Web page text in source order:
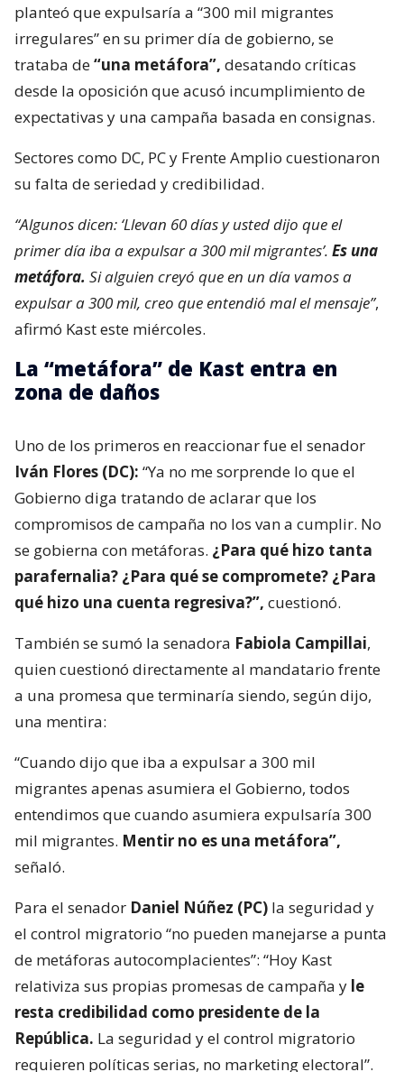
planteó que expulsaría a “300 mil migrantes
irregulares” en su primer día de gobierno, se
trataba de“una metáfora”, desatando críticas
desde la oposición que acusó incumplimiento de
expectativas y una campaña basada en consignas.
Sectores como DC, PC y Frente Amplio cuestionaron
su falta de seriedad y credibilidad.
“Algunos dicen: ‘Llevan 60 días y usted dijo que el
primer día iba a expulsar a 300 mil migrantes’. Es una
metáfora. Si alguien creyó que en un día vamos a
expulsar a 300 mil, creo que entendió mal el mensaje”,
afirmó Kast este miércoles.
La “metáfora” de Kast entra en
zona de daños
Uno de los primeros en reaccionar fue el senador
Iván Flores (DC): “Ya no me sorprende lo que el
Gobierno diga tratando de aclarar que los
compromisos de campaña no los van a cumplir. No
se gobierna con metáforas. ¿Para qué hizo tanta
parafernalia? ¿Para qué se compromete? ¿Para
qué hizo una cuenta regresiva?”, cuestionó.
También se sumó la senadora Fabiola Campillai,
quien cuestionó directamente al mandatario frente
a una promesa que terminaría siendo, según dijo,
una mentira:
“Cuando dijo que iba a expulsar a 300 mil
migrantes apenas asumiera el Gobierno, todos
entendimos que cuando asumiera expulsaría 300
mil migrantes. Mentir no es una metáfora”,
señaló.
Para el senador Daniel Núñez (PC) la seguridad y
el control migratorio “no pueden manejarse a punta
de metáforas autocomplacientes”: “Hoy Kast
relativiza sus propias promesas de campaña y le
resta credibilidad como presidente de la
República. La seguridad y el control migratorio
requieren políticas serias, no marketing electoral”.